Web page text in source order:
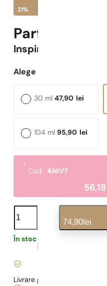
21%
Parfumuri
Inspirat
Alege capacitatea:
47,90 lei
30 ml
95,90 lei
104 ml
i
Cod:ANIV7
56,18
N°
559
cantitate
74,90 lei
În stoc
Livrare gratuită de la